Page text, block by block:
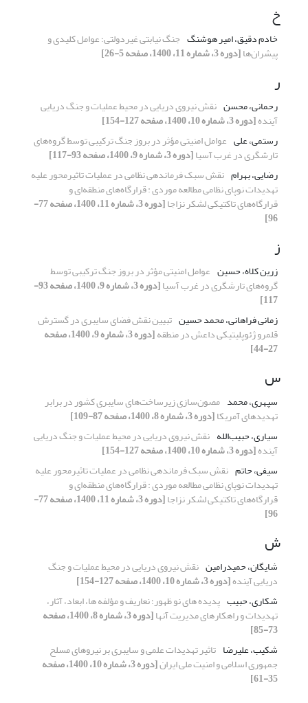
خ
خادم دقیق، امیر هوشنگ جنگ نیابتی غیردولتی؛ عوامل کلیدی و
پیشران‌ها[دوره 3، شماره 11، 1400، صفحه 5-26]
ر
رحمانی، محسن نقش نیروی دریایی در محیط عملیات و جنگ دریایی
آینده[دوره 3، شماره 10، 1400، صفحه 127-154]
رستمی، علی عوامل امنیتی مؤثر در بروز جنگ ترکیبی توسط گروه‌های
تارشگری در غرب آسیا[دوره 3، شماره 9، 1400، صفحه 93-117]
رضایی، بهرام نقش سبک فرماندهی نظامی در عملیات تاثیرمحور علیه
تهدیدات نوپای نظامی مطالعه موردی : قرارگاه‌های منطقه‌ای و
قرارگاه‌های تاکتیکی لشکر نزاجا [دوره 3، شماره 11، 1400، صفحه 77-
96]
ز
زرین کلاه، حسین عوامل امنیتی مؤثر در بروز جنگ ترکیبی توسط
گروه‌های تارشگری در غرب آسیا [دوره 3، شماره 9، 1400، صفحه 93-
117]
زمانی فراهانی، محمد حسین تبیین نقش فضای سایبری در گسترش
قلمرو ژئوپلیتیکی داعش در منطقه [دوره 3، شماره 9، 1400، صفحه
27-44]
س
سپهری، محمد مصون‌سازی زیرساخت‌های سایبری کشور در برابر
تهدیدهای آمریکا[دوره 3، شماره 8، 1400، صفحه 87-109]
سیاری، حبیب‌الله نقش نیروی دریایی در محیط عملیات و جنگ دریایی
آینده[دوره 3، شماره 10، 1400، صفحه 127-154]
سیفی، حاتم نقش سبک فرماندهی نظامی در عملیات تاثیرمحور علیه
تهدیدات نوپای نظامی مطالعه موردی : قرارگاه‌های منطقه‌ای و
قرارگاه‌های تاکتیکی لشکر نزاجا [دوره 3، شماره 11، 1400، صفحه 77-
96]
ش
شایگان، حمیدرامین نقش نیروی دریایی در محیط عملیات و جنگ
دریایی آینده[دوره 3، شماره 10، 1400، صفحه 127-154]
شکاری، حبیب پدیده های نو ظهور؛ نعاریف و مؤلفه ها، ابعاد، آثار،
تهدیدات و راهکارهای مدیریت آنها [دوره 3، شماره 8، 1400، صفحه
73-85]
شکیب، علیرضا تاثیر تهدیدات علمی و سایبری بر نیروهای مسلح
جمهوری اسلامی و امنیت ملی ایران [دوره 3، شماره 10، 1400، صفحه
35-61]